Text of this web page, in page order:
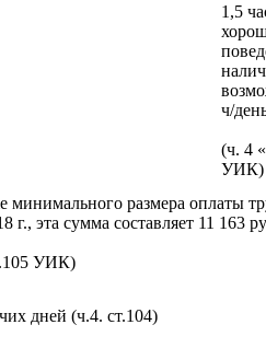
1,5
ч/
(ч. 4
УИК)
минимального размера оплаты
г., эта сумма составляет 11 163
УИК)
дней (ч.4. ст.104)